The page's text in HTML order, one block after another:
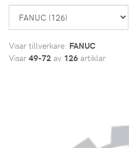
Visar tillverkare: FANUC
Visar 49-72 av 126 artiklar